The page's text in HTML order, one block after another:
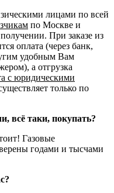
лицами по всей
по Москве и
При заказе из
оплата (через банк,
удобным Вам
а отгрузка
с юридическими
только по
всё таки, покупать?
Газовые
годами и тысчами